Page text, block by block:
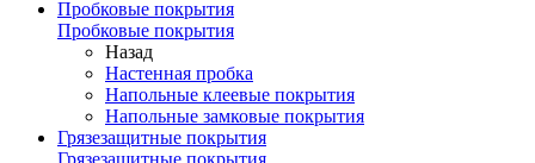
Пробковые покрытия
Пробковые покрытия
Назад
Настенная пробка
Напольные клеевые покрытия
Напольные замковые покрытия
Грязезащитные покрытия
Грязезащитные покрытия